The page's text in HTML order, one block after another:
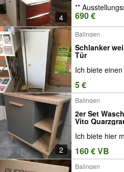
Anzeige aufgeben
4
**
690 €
Balingen
Schlanker
Tür
Ich biete
5 €
2
Balingen
2er Set
Vito
Ich biete hier
160 € VB
Balingen